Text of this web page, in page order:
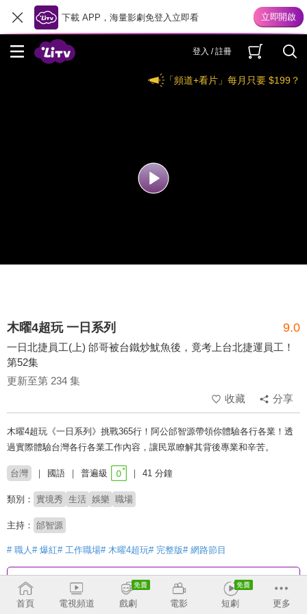
下載 APP，海量影劇免登入立即看
登入 / 註冊
「頻道+看片」每月只要 $199？
木曜4超玩 一日系列 9.0
一日北捷員工(上) 邰哥被台鐵炒魷魚後，竟考上台北捷運員工！
第52集
更新至第 234 集
收藏
分享
木曜4超玩《一日系列》挑戰365行！阿公邰智源帶領你體驗各行各業！透
過實際體驗台灣各行各業工作內容，讓民眾瞭解其背後專業和辛苦。
台灣 國語 普遍級 41 分鐘
類別： 實境秀 生活 娛樂 職場
主持： 邰智源
# 職人# 爆紅# 工作職場# 木曜4超玩# 完整版# 網路節目
收回
首頁 電視頻道 戲劇 電影 短劇 更多